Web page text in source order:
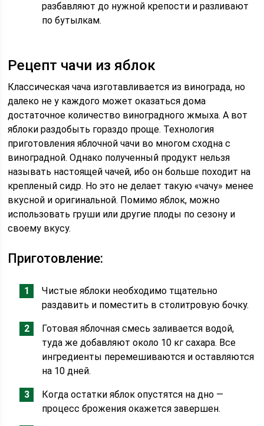
разбавляют до нужной крепости и разливают
по бутылкам.
Рецепт чачи из яблок
Классическая чача изготавливается из винограда, но
далеко не у каждого может оказаться дома
достаточное количество виноградного жмыха. А вот
яблоки раздобыть гораздо проще. Технология
приготовления яблочной чачи во многом сходна с
виноградной. Однако полученный продукт нельзя
называть настоящей чачей, ибо он больше походит на
крепленый сидр. Но это не делает такую «чачу» менее
вкусной и оригинальной. Помимо яблок, можно
использовать груши или другие плоды по сезону и
своему вкусу.
Приготовление:
Чистые яблоки необходимо тщательно
раздавить и поместить в столитровую бочку.
Готовая яблочная смесь заливается водой,
туда же добавляют около 10 кг сахара. Все
ингредиенты перемешиваются и оставляются
на 10 дней.
Когда остатки яблок опустятся на дно —
процесс брожения окажется завершен.